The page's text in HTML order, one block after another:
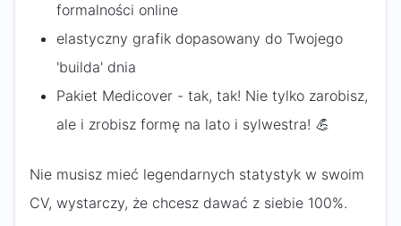
formalności online
elastyczny grafik dopasowany do Twojego
'builda' dnia
Pakiet Medicover - tak, tak! Nie tylko zarobisz,
ale i zrobisz formę na lato i sylwestra! 💪
Nie musisz mieć legendarnych statystyk w swoim
CV, wystarczy, że chcesz dawać z siebie 100%.